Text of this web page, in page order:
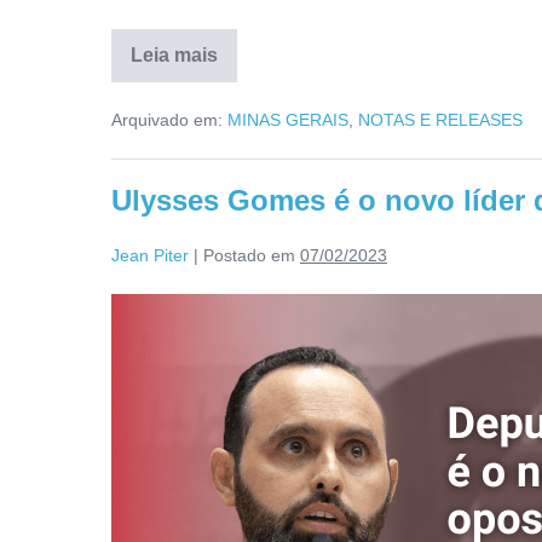
Leia mais
Arquivado em: MINAS GERAIS NOTAS E RELEASES
Ulysses Gomes é o novo
Jean Piter | Postado em 07/02/2023